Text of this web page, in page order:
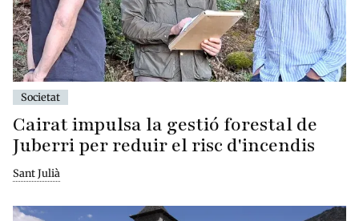
Societat
Cairat impulsa la gestió forestal de
Juberri per reduir el risc d'incendis
Sant Julià